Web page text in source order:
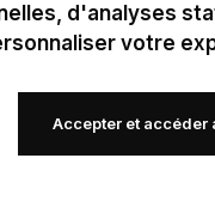
d'analyses
votre
Accepter et accéder